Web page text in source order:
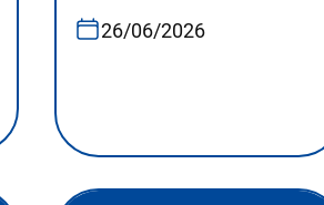
26/06/2026